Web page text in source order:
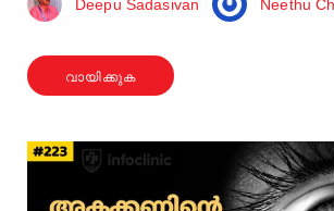
Deepu Sadasivan Neethu
വായിക്കുക